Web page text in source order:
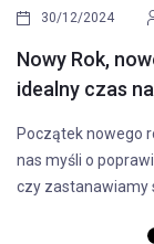
30/12/2024
Nowy Rok,
idealny czas
Początek nowego
nas myśli o
czy zastanawiamy